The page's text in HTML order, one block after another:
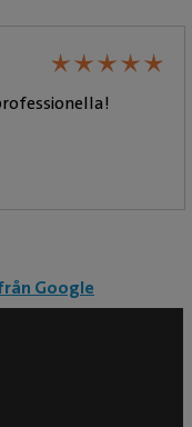
★★★★★
★★★★★
Google